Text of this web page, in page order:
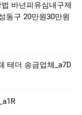
바넌피유심내구제
동구 20만원30만원
테더 송금업체_a7D